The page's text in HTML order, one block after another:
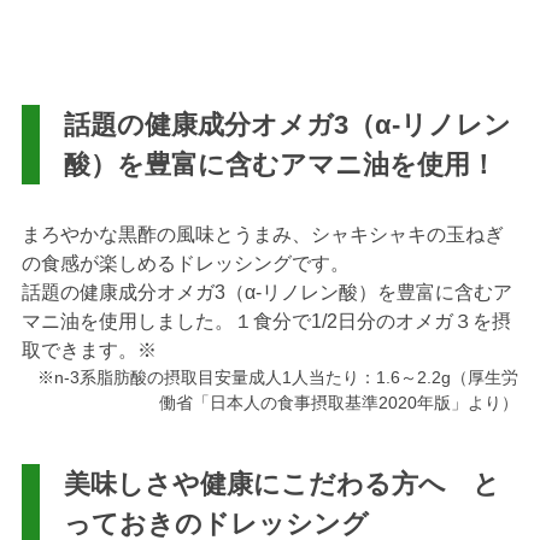
話題の健康成分オメガ3（α-リノレン
酸）を豊富に含むアマニ油を使用！
まろやかな黒酢の風味とうまみ、シャキシャキの玉ねぎ
の食感が楽しめるドレッシングです。
話題の健康成分オメガ3（α-リノレン酸）を豊富に含むア
マニ油を使用しました。１食分で1/2日分のオメガ３を摂
取できます。※
※n-3系脂肪酸の摂取目安量成人1人当たり：1.6～2.2g（厚生労
働省「日本人の食事摂取基準2020年版」より）
美味しさや健康にこだわる方へ と
っておきのドレッシング